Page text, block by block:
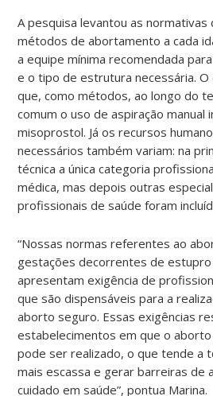
A pesquisa levantou as normativas
métodos de abortamento a cada
a equipe mínima recomendada
e o tipo de estrutura necessária. O
que, como métodos, ao longo do
comum o uso de aspiração manual
misoprostol. Já os recursos
necessários também variam: na
técnica a única categoria
médica, mas depois outras
profissionais de saúde foram
“Nossas normas referentes ao
gestações decorrentes de
apresentam exigência de
que são dispensáveis para a
aborto seguro. Essas exigências
estabelecimentos em que o
pode ser realizado, o que tende a
mais escassa e gerar barreiras de
cuidado em saúde”, pontua Marina.